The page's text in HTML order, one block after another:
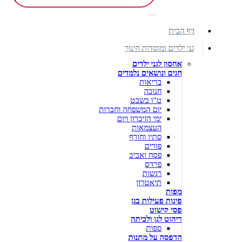
דף הבית
גני ילדים ומוסדות חינוך
אחסון לגני ילדים
חגים ונושאים נלמדים
בריאות
חנוכה
ט"ו בשבט
יום המשפחה וחברות
ימי הזיכרון ויום
העצמאות
סתיו וחורף
פורים
פסח ואביב
פרדס
רגשות
תיאטרון
מפות
פינות פעילות בגן
פסי קישוט
ריהוט לגן ולכיתה
ספות
הדפסה על מתנות